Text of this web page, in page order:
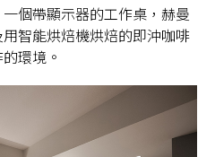
個帶顯示器的工作桌，赫曼
智能烘焙機烘焙的即沖咖啡
環境。